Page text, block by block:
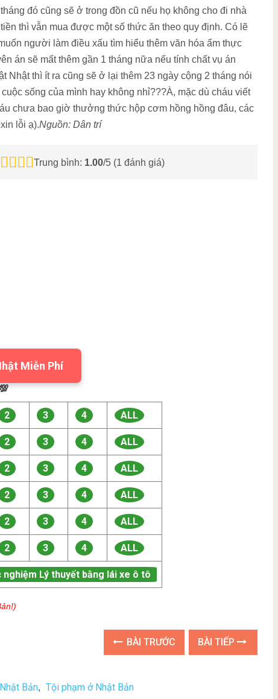
đó cũng sẽ ở trong đồn cũ nếu họ không cho đi nhà
thì vẫn mua được một số thức ăn theo quy định. Có lẽ
người làm điều xấu tìm hiểu thêm văn hóa ẩm thực
án sẽ mất thêm gần 1 tháng nữa nếu tính chất vụ án
Nhật thì ít ra cũng sẽ ở lại thêm 23 ngày cộng 2 tháng nói
sống của mình hay không nhỉ???À, mặc dù cháu viết
chưa bao giờ thưởng thức hộp cơm hồng hồng đâu, các
lỗi ạ).Nguồn: Dân trí
Trung bình: 1.00/5 (1 đánh giá)
Miễn Phí
2 3 4 ALL
2 3 4 ALL
2 3 4 ALL
2 3 4 ALL
2 3 4 ALL
2 3 4 ALL
Lý thuyết bằng lái xe ô tô
BÀI TRƯỚC BÀI TIẾP
Bản, Tội phạm ở Nhật Bản